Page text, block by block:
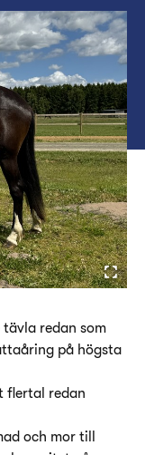
redan som
på högsta
flertal redan
och mor till